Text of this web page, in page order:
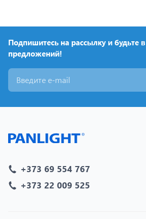
Подпишитесь на рассылку и будьте
предложений!
+373 69 554 767
+373 22 009 525